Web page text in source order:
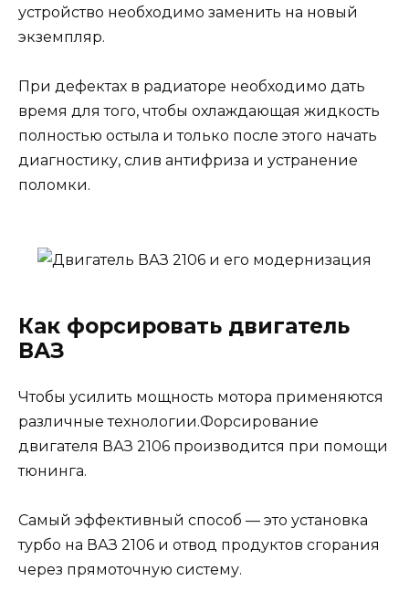
устройство необходимо заменить на новый
экземпляр.
При дефектах в радиаторе необходимо дать
время для того, чтобы охлаждающая жидкость
полностью остыла и только после этого начать
диагностику, слив антифриза и устранение
поломки.
Как форсировать двигатель
ВАЗ
Чтобы усилить мощность мотора применяются
различные технологии.Форсирование
двигателя ВАЗ 2106 производится при помощи
тюнинга.
Самый эффективный способ — это установка
турбо на ВАЗ 2106 и отвод продуктов сгорания
через прямоточную систему.